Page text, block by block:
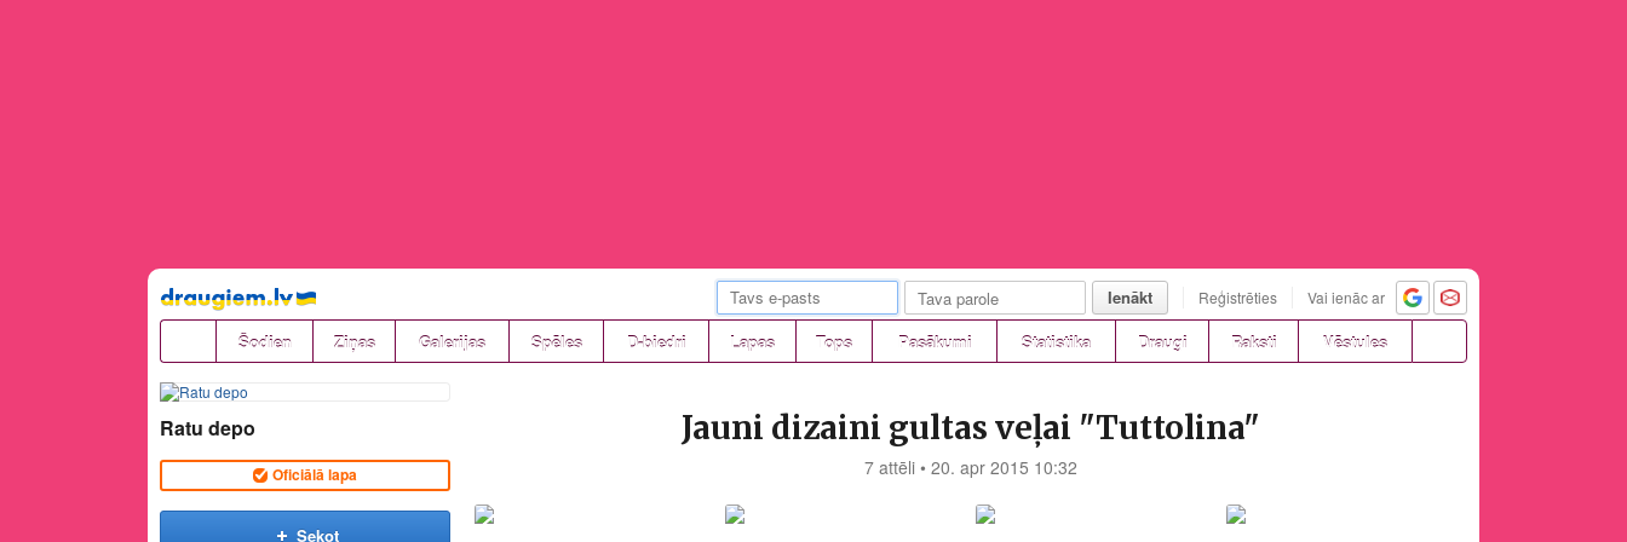
Pāriet
uz
saturu
Ienākt Reģistrēties Vai ienāc ar
Šodien Ziņas Galerijas Spēles D-biedri Lapas Tops Pasākumi Statistika Draugi Raksti Vēstules
Ratu depo
Oficiālā lapa
Sekot
Jauni dizaini gultas veļai "Tuttolina"
7 attēli • 20. apr 2015 10:32